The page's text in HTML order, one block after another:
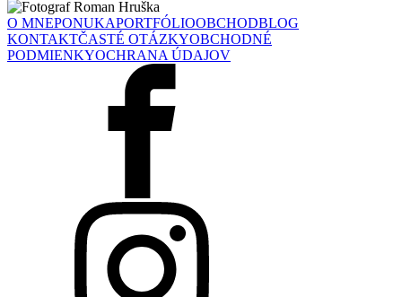
O MNEPONUKAPORTFÓLIOOBCHODBLOG
KONTAKTČASTÉ OTÁZKYOBCHODNÉ
PODMIENKYOCHRANA ÚDAJOV